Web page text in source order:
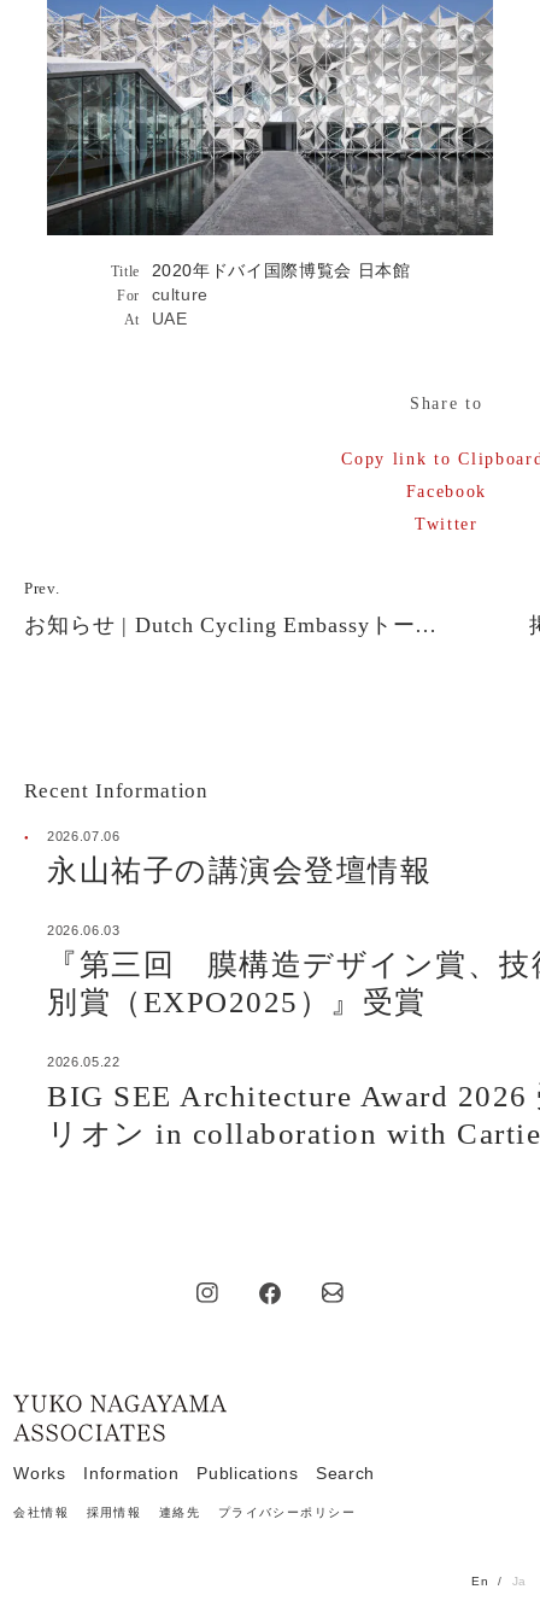
2020年ドバイ国際博覧会 日本館
Architecture
Title 2020年ドバイ国際博覧会 日本館
For culture
At UAE
Share to
Copy link to
Facebook
Twitter
Prev.
お知らせ | Dutch Cycling Embassyトークイベント
Recent Information
2026.07.06
永山祐子の講演会登壇情報
永山祐子の講演会登壇情報詳細へ
2026.06.03
『第三回 膜構造デザイン賞、技
別賞（EXPO2025）』受賞
『第三回 膜構造デザイン賞、技術賞、環境貢献賞、特別賞（
2026.05.22
BIG SEE Architecture Award
リオン in collaboration with
BIG SEE Architecture Award 2026 受賞 | ウーマンズ パビリオ
Works Information Publications Search
会社情報 採用情報 連絡先 プライバシーポリシー
En Ja